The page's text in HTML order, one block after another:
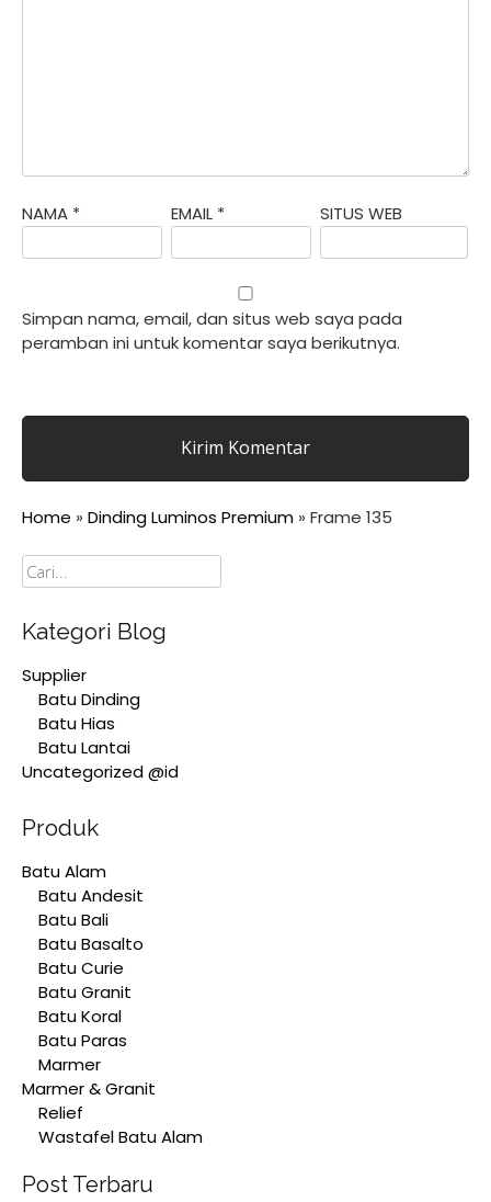
NAMA * EMAIL * SITUS WEB
Simpan nama, email, dan situs web saya pada
peramban ini untuk komentar saya berikutnya.
Home » Dinding Luminos Premium » Frame 135
Cari
Kategori Blog
Supplier
Batu Dinding
Batu Hias
Batu Lantai
Uncategorized @id
Produk
Batu Alam
Batu Andesit
Batu Bali
Batu Basalto
Batu Curie
Batu Granit
Batu Koral
Batu Paras
Marmer
Marmer & Granit
Relief
Wastafel Batu Alam
Post Terbaru